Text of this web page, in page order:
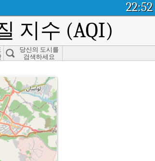
22:52
지수 (AQI)
당신의 도시를
검색하세요